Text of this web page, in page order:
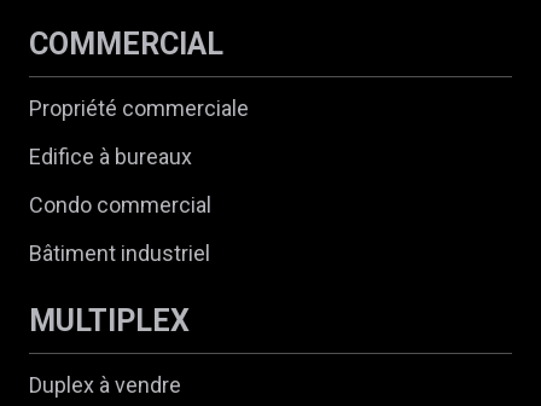
COMMERCIAL
Propriété commerciale
Edifice à bureaux
Condo commercial
Bâtiment industriel
MULTIPLEX
Duplex à vendre